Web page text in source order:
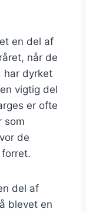
en del af
når de
har dyrket
vigtig del
er ofte
som
de
del af
blevet en